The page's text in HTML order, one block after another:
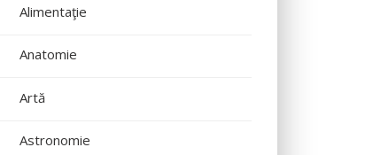
Alimentaţie
Anatomie
Artă
Astronomie